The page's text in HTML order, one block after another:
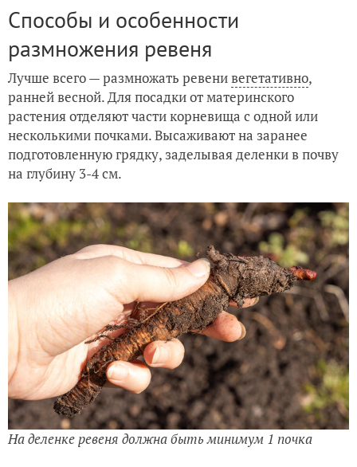
Способы и особенности
размножения ревеня
Лучше всего — размножать ревенивегетативно,
ранней весной. Для посадки от материнского
растения отделяют части корневища с одной или
несколькими почками. Высаживают на заранее
подготовленную грядку, заделывая деленки в почву
на глубину 3-4 см.
На деленке ревеня должна быть минимум 1 почка